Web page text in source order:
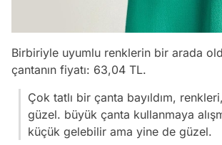
Birbiriyle uyumlu renklerin bir arada
çantanın fiyatı: 63,04 TL.
Çok tatlı bir çanta bayıldım,
güzel. büyük çanta kullanmaya
küçük gelebilir ama yine de güzel.